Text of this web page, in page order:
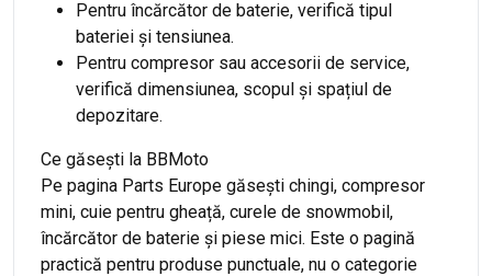
Pentru încărcător de baterie, verifică tipul
bateriei și tensiunea.
Pentru compresor sau accesorii de service,
verifică dimensiunea, scopul și spațiul de
depozitare.
Ce găsești la BBMoto
Pe pagina Parts Europe găsești chingi, compresor
mini, cuie pentru gheață, curele de snowmobil,
încărcător de baterie și piese mici. Este o pagină
practică pentru produse punctuale, nu o categorie